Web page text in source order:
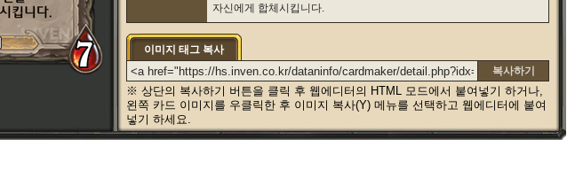
자신에게 합체시킵니다.
이미지 태그 복사
복사하기
※ 상단의 복사하기 버튼을 클릭 후 웹에디터의 HTML 모드에서 붙여넣기 하거나,
왼쪽 카드 이미지를 우클릭한 후 이미지 복사(Y) 메뉴를 선택하고 웹에디터에 붙여
넣기 하세요.